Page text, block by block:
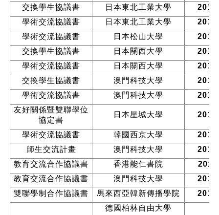
交換學生協議書
日本東北工業大學
學術交流協議書
日本東北工業大學
學術交流協議書
日本松山大學
交換學生協議書
日本關西大學
學術交流協議書
日本關西大學
交換學生協議書
澳門科技大學
學術交流協議書
澳門科技大學
友好關係暨雙聯學位
協定書
日本星城大學
學術交流協議書 韓國西京大學
師生交流計畫
澳門科技大學
教育交流合作協議書
香港能仁書院
教育交流合作協議書
澳門科技大學
雙聯學制合作協議書
馬來西亞韓新傳播學院
德國柏林自由大學